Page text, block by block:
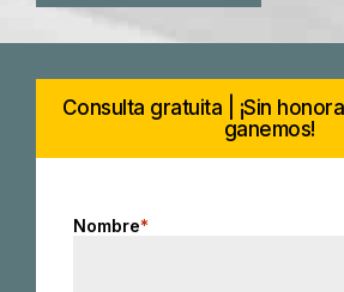
Consulta gratuita | ¡Sin
ganemos!
Nombre*